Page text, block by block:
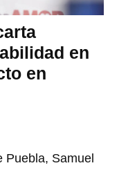
en
en
Puebla, Samuel